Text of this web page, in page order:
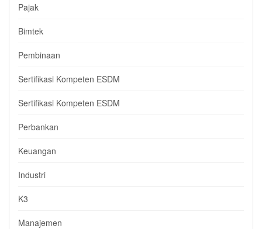
Pajak
Bimtek
Pembinaan
Sertifikasi Kompeten ESDM
Sertifikasi Kompeten ESDM
Perbankan
Keuangan
Industri
K3
Manajemen